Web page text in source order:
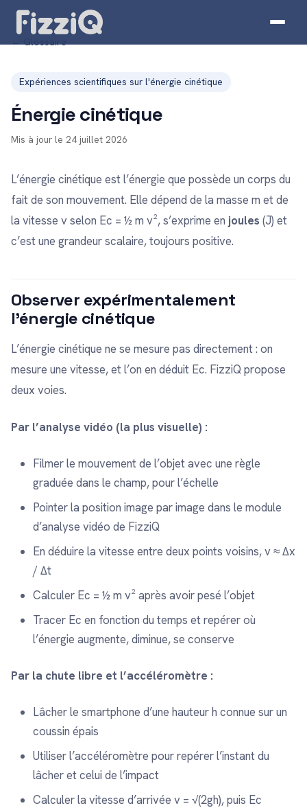
← Glossaire
Expériences scientifiques sur l'énergie cinétique
Énergie cinétique
Mis à jour le 24 juillet 2026
L’énergie cinétique est l’énergie que possède un corps du
fait de son mouvement. Elle dépend de la masse m et de
la vitesse v selon Ec = ½ m v², s’exprime en joules (J) et
c’est une grandeur scalaire, toujours positive.
Observer expérimentalement
l’énergie cinétique
L’énergie cinétique ne se mesure pas directement : on
mesure une vitesse, et l’on en déduit Ec. FizziQ propose
deux voies.
Par l’analyse vidéo (la plus visuelle) :
Filmer le mouvement de l’objet avec une règle
graduée dans le champ, pour l’échelle
Pointer la position image par image dans le module
d’analyse vidéo de FizziQ
En déduire la vitesse entre deux points voisins, v ≈ Δx
/ Δt
Calculer Ec = ½ m v² après avoir pesé l’objet
Tracer Ec en fonction du temps et repérer où
l’énergie augmente, diminue, se conserve
Par la chute libre et l’accéléromètre :
Lâcher le smartphone d’une hauteur h connue sur un
coussin épais
Utiliser l’accéléromètre pour repérer l’instant du
lâcher et celui de l’impact
Calculer la vitesse d’arrivée v = √(2gh), puis Ec